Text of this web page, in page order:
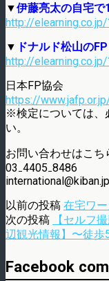
▼伊藤亮太の自宅
http://
▼ ドナルド松山の
http://
日本FP協会
https://
※検定については、
い。
お問い合わせはこち
03₋4405₋8486
international@kiban.jp
以前の投稿 在宅ワ
次の投稿
【セルフ
辺観光情報】〜徒歩
Facebook